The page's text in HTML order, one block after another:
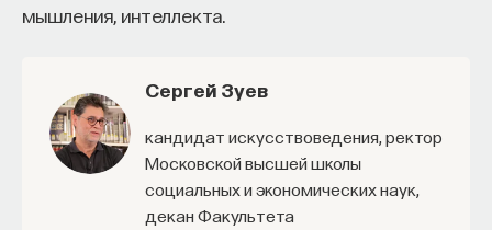
мышления, интеллекта.
Сергей Зуев
кандидат искусствоведения, ректор
Московской высшей школы
социальных и экономических наук,
декан Факультета
подтвердило масштаб: более
компаниях, но не знают, с чего начать.
Специалисты сталкиваются с тремя ключевыми
барьерами:
Недостаток информации о глобальных